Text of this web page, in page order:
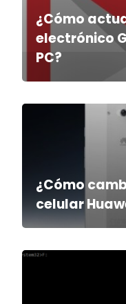
¿Cómo
electrónico
PC?
¿Cómo
celular